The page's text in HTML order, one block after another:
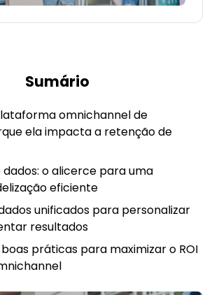
Sumário
omnichannel de
ela impacta a retenção de
o alicerce para uma
eficiente
unificados para personalizar
resultados
práticas para maximizar o ROI